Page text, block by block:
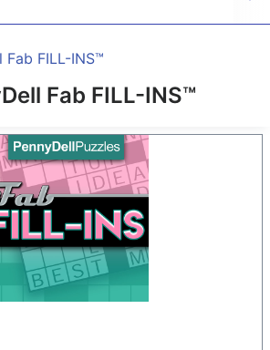
Fab FILL-INS™
Fab FILL-INS™